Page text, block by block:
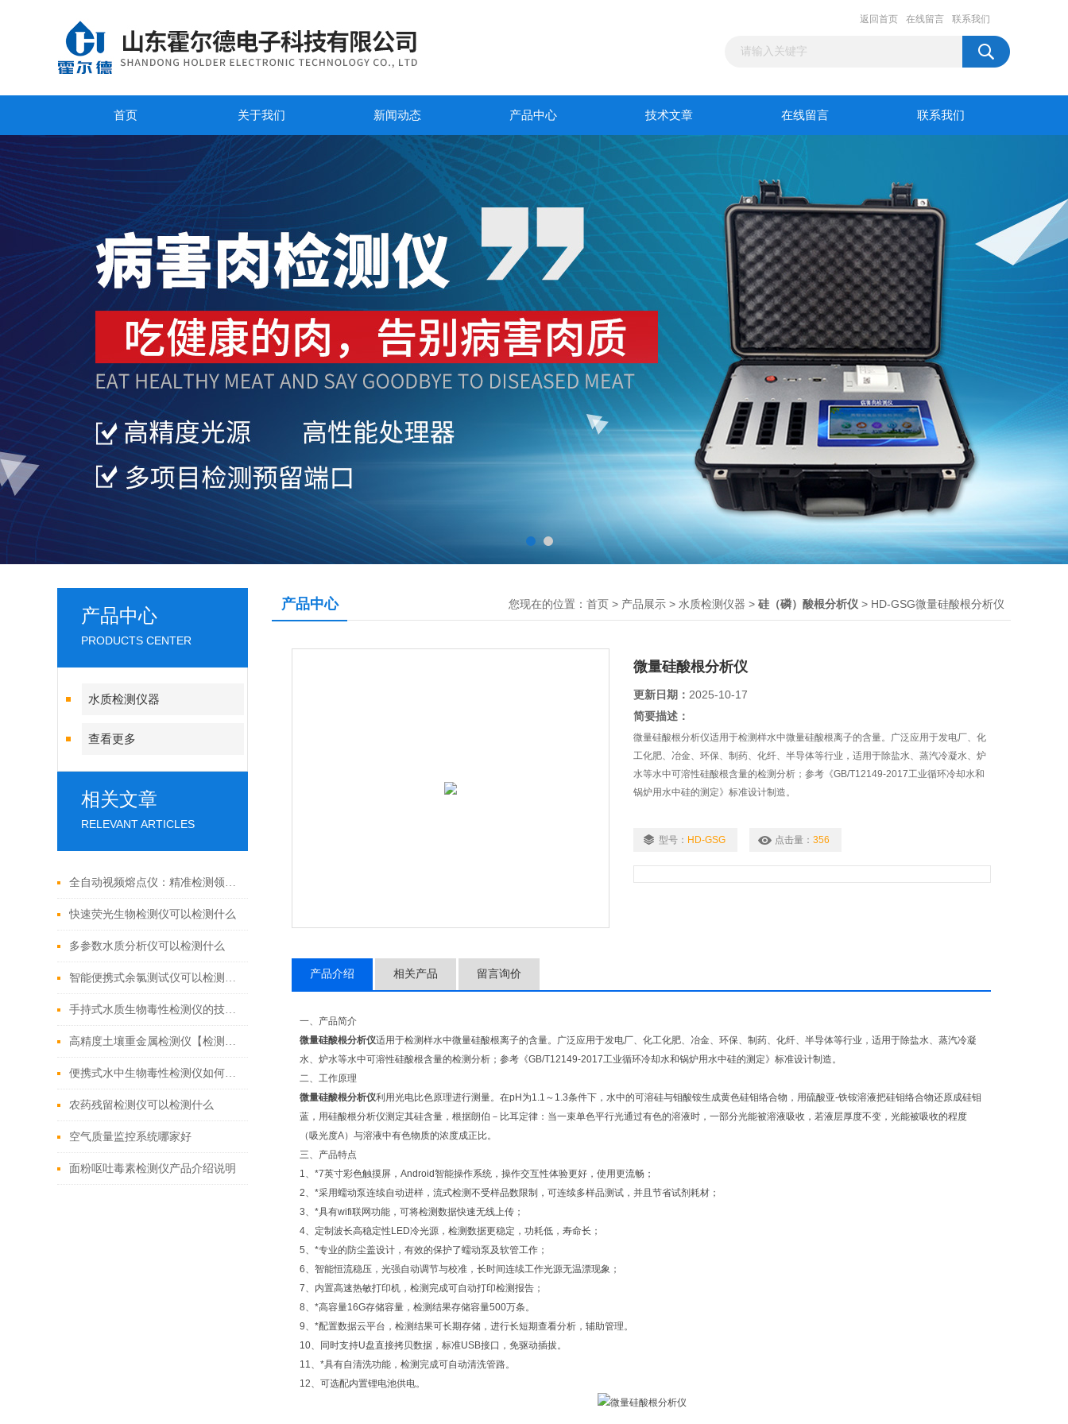
返回首页 在线留言 联系我们
首页 关于我们 新闻动态 产品中心 技术文章 在线留言 联系我们
产品中心
PRODUCTS CENTER
水质检测仪器
查看更多
相关文章
RELEVANT ARTICLES
全自动视频熔点仪：精准检测领域的多面手
快速荧光生物检测仪可以检测什么
多参数水质分析仪可以检测什么
智能便携式余氯测试仪可以检测什么（带你了解市场上好用的余氯测定仪）
手持式水质生物毒性检测仪的技术进展与应用前景
高精度土壤重金属检测仪【检测土壤的技术仪器&2021重磅推荐】
便携式水中生物毒性检测仪如何选择
农药残留检测仪可以检测什么
空气质量监控系统哪家好
面粉呕吐毒素检测仪产品介绍说明
产品中心 您现在的位置： 首页 > 产品展示 > 水质检测仪器 > 硅（磷）酸根分析仪 > HD-GSG微量硅酸根分析仪
微量硅酸根分析仪
更新日期： 2025-10-17
简要描述：
微量硅酸根分析仪适用于检测样水中微量硅酸根离子的含量。广泛应用于发电厂、化
工化肥、冶金、环保、制药、化纤、半导体等行业，适用于除盐水、蒸汽冷凝水、炉
水等水中可溶性硅酸根含量的检测分析；参考《GB/T12149-2017工业循环冷却水和
锅炉用水中硅的测定》标准设计制造。
型号： HD-GSG 点击量： 356
产品介绍 相关产品 留言询价
一、产品简介
微量硅酸根分析仪适用于检测样水中微量硅酸根离子的含量。广泛应用于发电厂、化工化肥、冶金、环保、制药、化纤、半导体等行业，适用于除盐水、蒸汽冷凝
水、炉水等水中可溶性硅酸根含量的检测分析；参考《GB/T12149-2017工业循环冷却水和锅炉用水中硅的测定》标准设计制造。
二、工作原理
微量硅酸根分析仪利用光电比色原理进行测量。在pH为1.1～1.3条件下，水中的可溶硅与钼酸铵生成黄色硅钼络合物，用硫酸亚-铁铵溶液把硅钼络合物还原成硅钼
蓝，用硅酸根分析仪测定其硅含量，根据朗伯－比耳定律：当一束单色平行光通过有色的溶液时，一部分光能被溶液吸收，若液层厚度不变，光能被吸收的程度
（吸光度A）与溶液中有色物质的浓度成正比。
三、产品特点
1、*7英寸彩色触摸屏，Android智能操作系统，操作交互性体验更好，使用更流畅；
2、*采用蠕动泵连续自动进样，流式检测不受样品数限制，可连续多样品测试，并且节省试剂耗材；
3、*具有wifi联网功能，可将检测数据快速无线上传；
4、定制波长高稳定性LED冷光源，检测数据更稳定，功耗低，寿命长；
5、*专业的防尘盖设计，有效的保护了蠕动泵及软管工作；
6、智能恒流稳压，光强自动调节与校准，长时间连续工作光源无温漂现象；
7、内置高速热敏打印机，检测完成可自动打印检测报告；
8、*高容量16G存储容量，检测结果存储容量500万条。
9、*配置数据云平台，检测结果可长期存储，进行长短期查看分析，辅助管理。
10、同时支持U盘直接拷贝数据，标准USB接口，免驱动插拔。
11、*具有自清洗功能，检测完成可自动清洗管路。
12、可选配内置锂电池供电。